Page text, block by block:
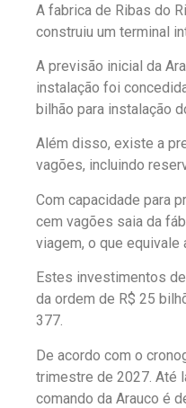
A fabrica de Ribas do
construiu um terminal
A previsão inicial da
instalação foi
bilhão para instalação
Além disso, existe a
vagões, incluindo
Com capacidade para
cem vagões saia da
viagem, o que equivale
Estes investimentos
da ordem de R$ 25
377.
De acordo com o
trimestre de 2027. Até
comando da Arauco é